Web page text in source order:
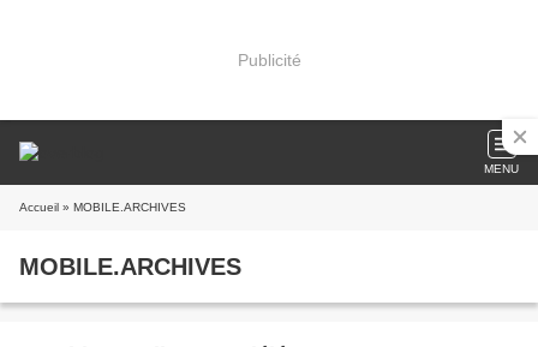
Publicité
MENU
Accueil » MOBILE.ARCHIVES
MOBILE.ARCHIVES